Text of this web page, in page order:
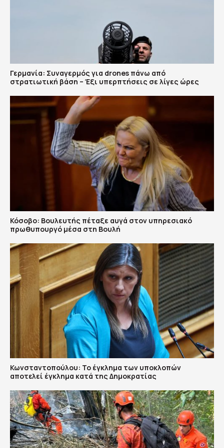
Γερμανία: Συναγερμός για drones πάνω από
στρατιωτική βάση – Έξι υπερπτήσεις σε λίγες ώρες
Κόσοβο: Βουλευτής πέταξε αυγά στον υπηρεσιακό
πρωθυπουργό μέσα στη Βουλή
Κωνσταντοπούλου: Το έγκλημα των υποκλοπών
αποτελεί έγκλημα κατά της Δημοκρατίας